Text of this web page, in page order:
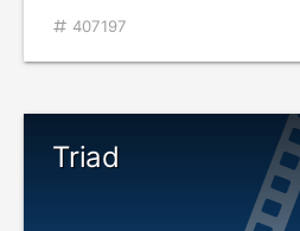
407197
Triad